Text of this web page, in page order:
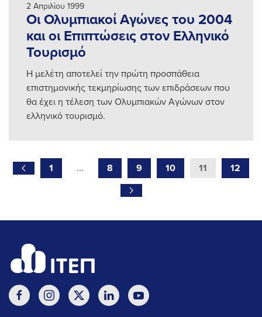
2 Απριλίου 1999
Οι Ολυμπιακοί Αγώνες του 2004
και οι Επιπτώσεις στον Ελληνικό
Τουρισμό
Η μελέτη αποτελεί την πρώτη προσπάθεια
επιστημονικής τεκμηρίωσης των επιδράσεων που
θα έχει η τέλεση των Ολυμπιακών Αγώνων στον
ελληνικό τουρισμό.
1 … 8 9 10 11 12